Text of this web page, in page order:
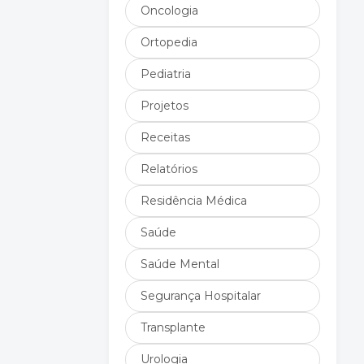
Oncologia
Ortopedia
Pediatria
Projetos
Receitas
Relatórios
Residência Médica
Saúde
Saúde Mental
Segurança Hospitalar
Transplante
Urologia